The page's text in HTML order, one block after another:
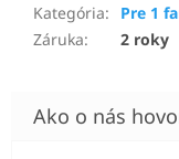
Kategória:
Pre 1
Záruka: 2 roky